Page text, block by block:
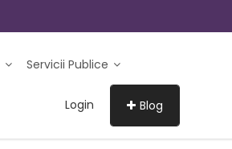
Servicii Publice
Login Blog